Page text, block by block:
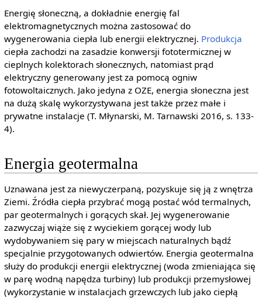
Energię słoneczną, a dokładnie energię fal
elektromagnetycznych można zastosować do
wygenerowania ciepła lub energii elektrycznej. Produkcja
ciepła zachodzi na zasadzie konwersji fototermicznej w
cieplnych kolektorach słonecznych, natomiast prąd
elektryczny generowany jest za pomocą ogniw
fotowoltaicznych. Jako jedyna z OZE, energia słoneczna jest
na dużą skalę wykorzystywana jest także przez małe i
prywatne instalacje (T. Młynarski, M. Tarnawski 2016, s. 133-
4).
Energia geotermalna
Uznawana jest za niewyczerpaną, pozyskuje się ją z wnętrza
Ziemi. Źródła ciepła przybrać mogą postać wód termalnych,
par geotermalnych i gorących skał. Jej wygenerowanie
zazwyczaj wiąże się z wyciekiem gorącej wody lub
wydobywaniem się pary w miejscach naturalnych bądź
specjalnie przygotowanych odwiertów. Energia geotermalna
służy do produkcji energii elektrycznej (woda zmieniająca się
w parę wodną napędza turbiny) lub produkcji przemysłowej
(wykorzystanie w instalacjach grzewczych lub jako ciepłą